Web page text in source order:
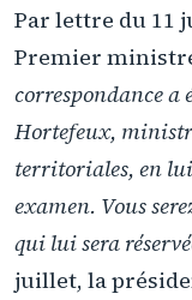
Par lettre du 11
Premier
correspondance a
Hortefeux,
territoriales, en
examen. Vous
qui lui sera
juillet, la